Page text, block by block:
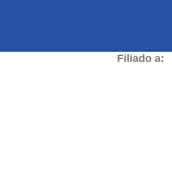
Filiado a: